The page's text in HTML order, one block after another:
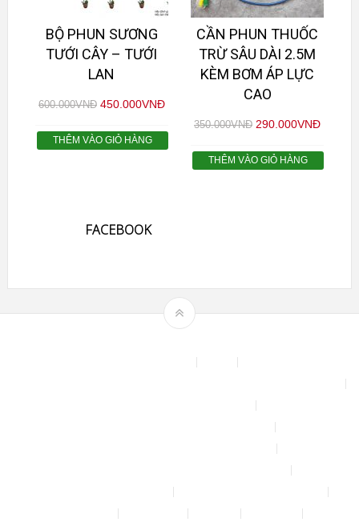
BỘ PHUN SƯƠNG
TƯỚI CÂY – TƯỚI
LAN
600.000VNĐ 450.000VNĐ
THÊM VÀO GIỎ HÀNG
CẦN PHUN THUỐC
TRỪ SÂU DÀI 2.5M
KÈM BƠM ÁP LỰC
CAO
350.000VNĐ 290.000VNĐ
THÊM VÀO GIỎ HÀNG
FACEBOOK